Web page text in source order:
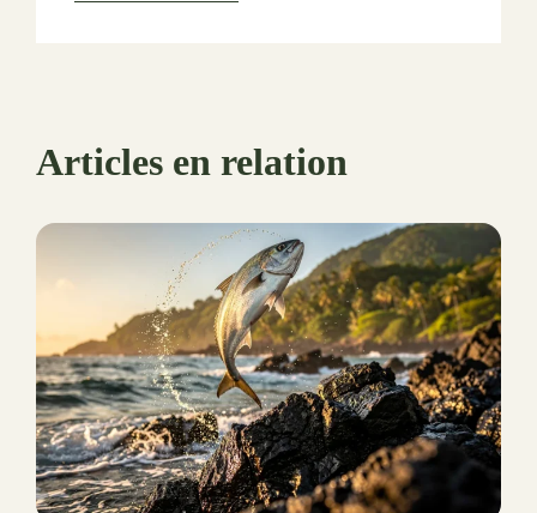
Articles en relation